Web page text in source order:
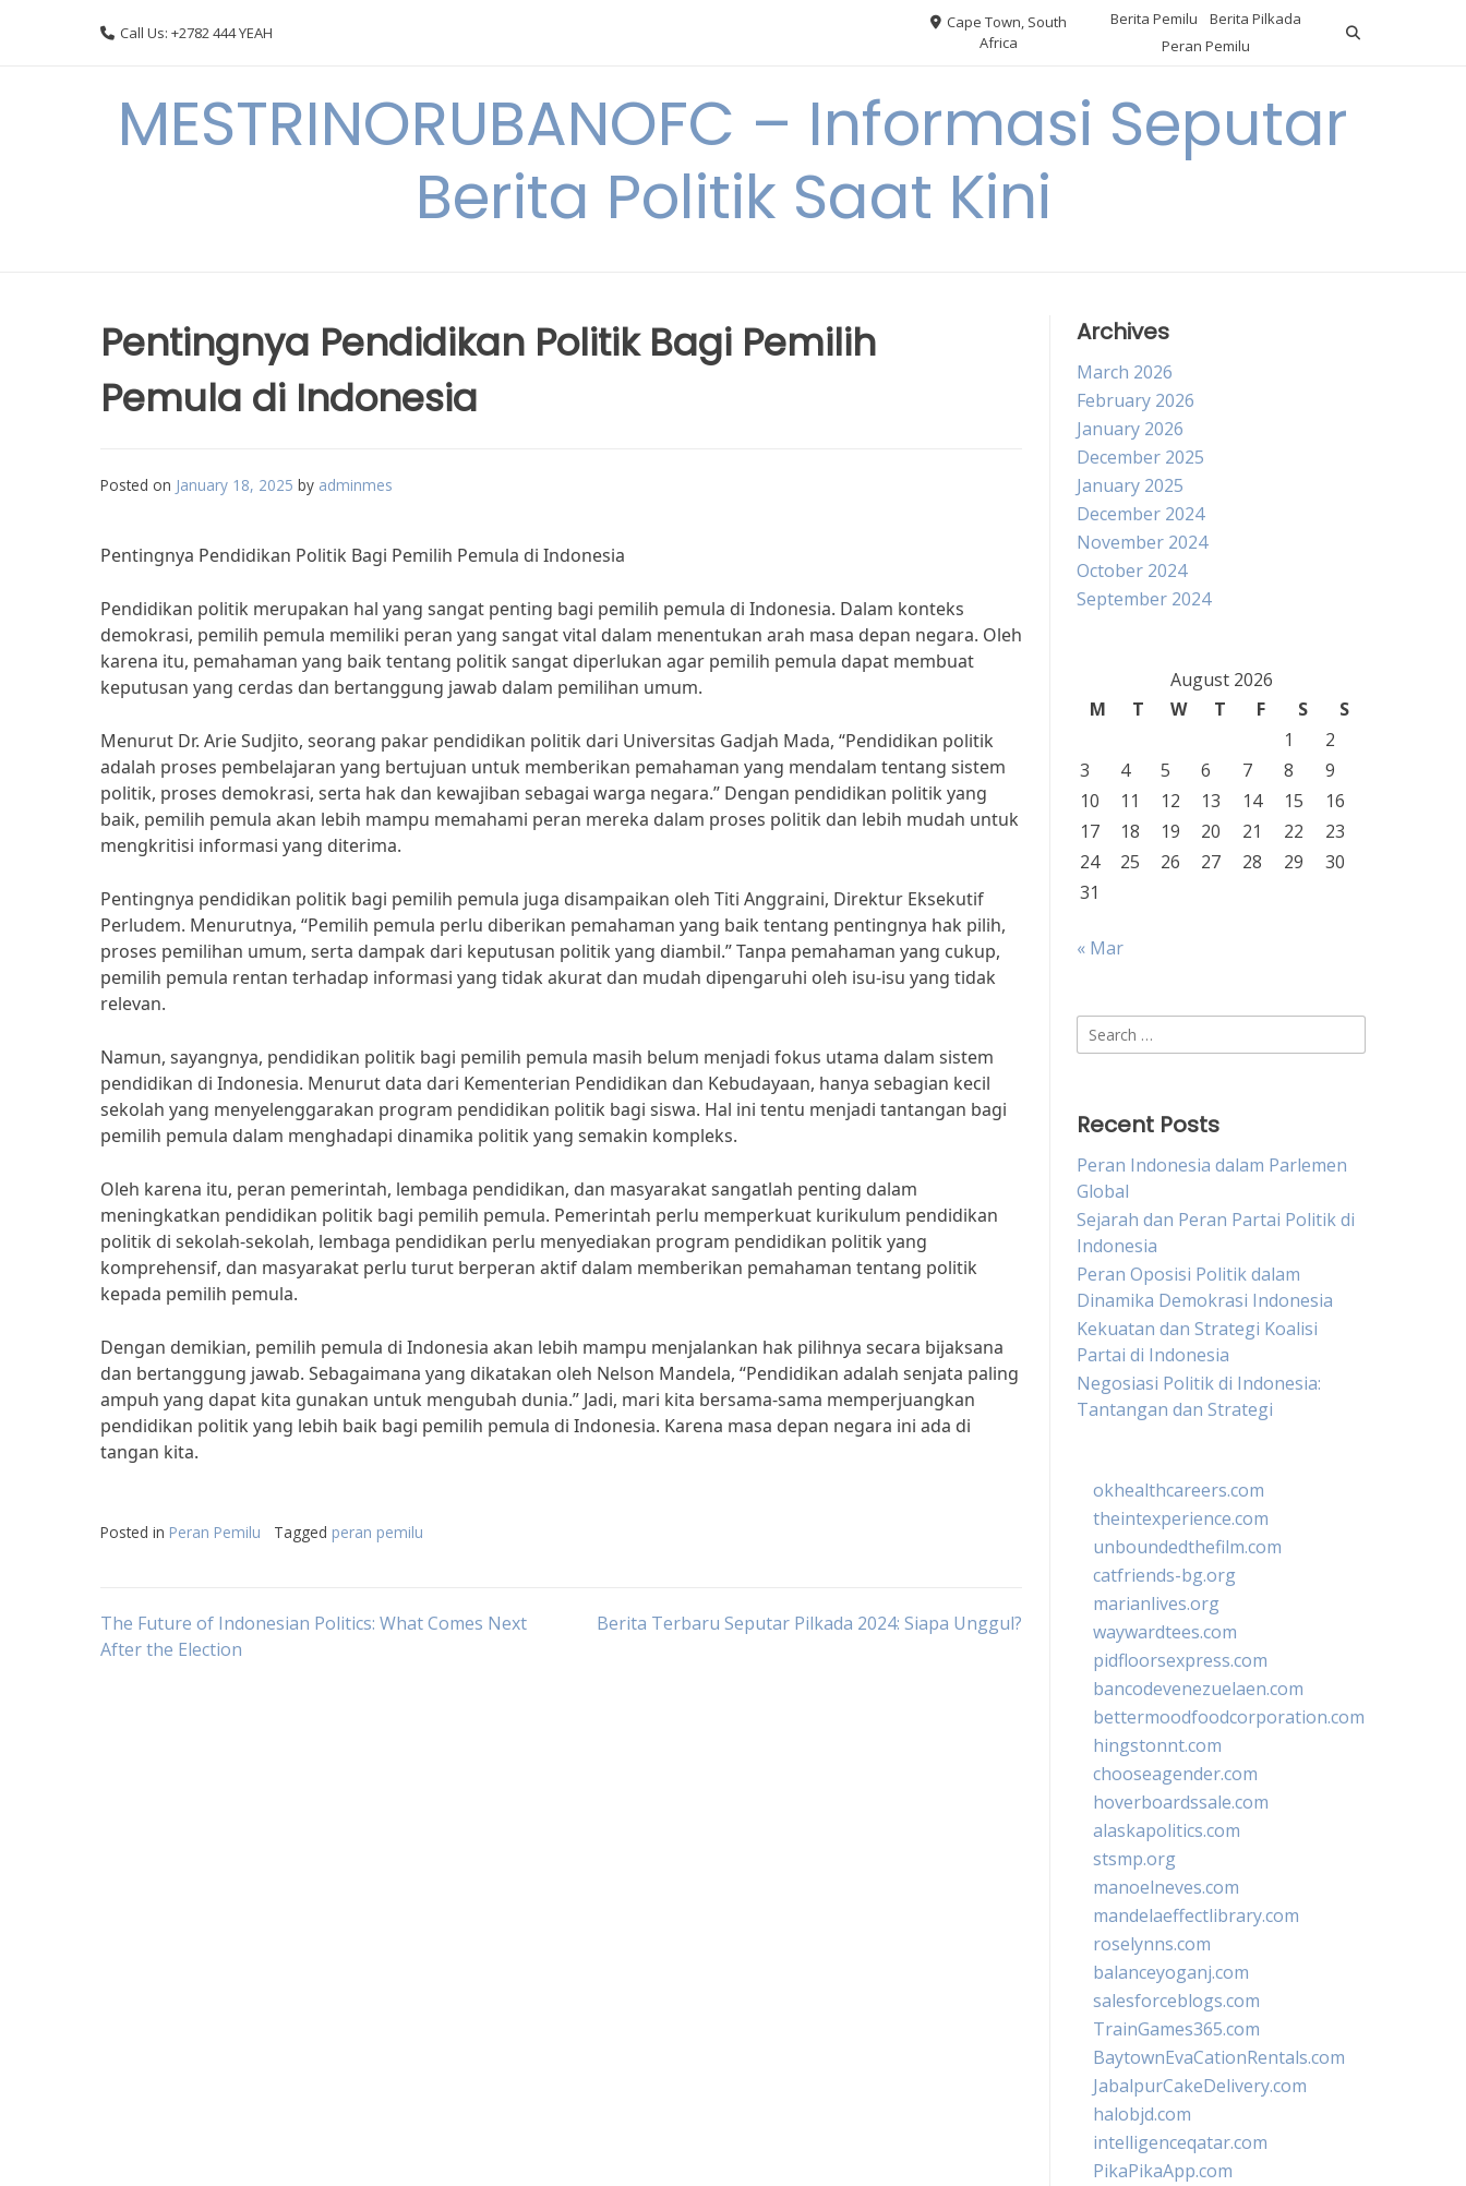
Call Us: +2782 444 YEAH
Cape Town, South
Africa
Berita Pemilu
Berita Pilkada
Peran Pemilu
MESTRINORUBANOFC – Informasi Seputar
Berita Politik Saat Kini
Pentingnya Pendidikan Politik Bagi Pemilih
Pemula di Indonesia
Posted on January 18, 2025 by adminmes
Pentingnya Pendidikan Politik Bagi Pemilih Pemula di Indonesia
Pendidikan politik merupakan hal yang sangat penting bagi pemilih pemula di Indonesia. Dalam konteks
demokrasi, pemilih pemula memiliki peran yang sangat vital dalam menentukan arah masa depan negara. Oleh
karena itu, pemahaman yang baik tentang politik sangat diperlukan agar pemilih pemula dapat membuat
keputusan yang cerdas dan bertanggung jawab dalam pemilihan umum.
Menurut Dr. Arie Sudjito, seorang pakar pendidikan politik dari Universitas Gadjah Mada, “Pendidikan politik
adalah proses pembelajaran yang bertujuan untuk memberikan pemahaman yang mendalam tentang sistem
politik, proses demokrasi, serta hak dan kewajiban sebagai warga negara.” Dengan pendidikan politik yang
baik, pemilih pemula akan lebih mampu memahami peran mereka dalam proses politik dan lebih mudah untuk
mengkritisi informasi yang diterima.
Pentingnya pendidikan politik bagi pemilih pemula juga disampaikan oleh Titi Anggraini, Direktur Eksekutif
Perludem. Menurutnya, “Pemilih pemula perlu diberikan pemahaman yang baik tentang pentingnya hak pilih,
proses pemilihan umum, serta dampak dari keputusan politik yang diambil.” Tanpa pemahaman yang cukup,
pemilih pemula rentan terhadap informasi yang tidak akurat dan mudah dipengaruhi oleh isu-isu yang tidak
relevan.
Namun, sayangnya, pendidikan politik bagi pemilih pemula masih belum menjadi fokus utama dalam sistem
pendidikan di Indonesia. Menurut data dari Kementerian Pendidikan dan Kebudayaan, hanya sebagian kecil
sekolah yang menyelenggarakan program pendidikan politik bagi siswa. Hal ini tentu menjadi tantangan bagi
pemilih pemula dalam menghadapi dinamika politik yang semakin kompleks.
Oleh karena itu, peran pemerintah, lembaga pendidikan, dan masyarakat sangatlah penting dalam
meningkatkan pendidikan politik bagi pemilih pemula. Pemerintah perlu memperkuat kurikulum pendidikan
politik di sekolah-sekolah, lembaga pendidikan perlu menyediakan program pendidikan politik yang
komprehensif, dan masyarakat perlu turut berperan aktif dalam memberikan pemahaman tentang politik
kepada pemilih pemula.
Dengan demikian, pemilih pemula di Indonesia akan lebih mampu menjalankan hak pilihnya secara bijaksana
dan bertanggung jawab. Sebagaimana yang dikatakan oleh Nelson Mandela, “Pendidikan adalah senjata paling
ampuh yang dapat kita gunakan untuk mengubah dunia.” Jadi, mari kita bersama-sama memperjuangkan
pendidikan politik yang lebih baik bagi pemilih pemula di Indonesia. Karena masa depan negara ini ada di
tangan kita.
Posted in Peran Pemilu Tagged peran pemilu
Post
The Future of Indonesian Politics: What Comes Next
After the Election
Berita Terbaru Seputar Pilkada 2024: Siapa Unggul?
Archives
March 2026
February 2026
January 2026
December 2025
January 2025
December 2024
November 2024
October 2024
September 2024
August 2026
M
T W T F S
S
1
2
3
4 5 6 7 8
9
10
11 12 13 14 15
16
17
18 19 20 21 22
23
24
25 26 27 28 29
30
31
« Mar
Search
for:
Recent Posts
Peran Indonesia dalam Parlemen
Global
Sejarah dan Peran Partai Politik di
Indonesia
Peran Oposisi Politik dalam
Dinamika Demokrasi Indonesia
Kekuatan dan Strategi Koalisi
Partai di Indonesia
Negosiasi Politik di Indonesia:
Tantangan dan Strategi
okhealthcareers.com
theintexperience.com
unboundedthefilm.com
catfriends-bg.org
marianlives.org
waywardtees.com
pidfloorsexpress.com
bancodevenezuelaen.com
bettermoodfoodcorporation.com
hingstonnt.com
chooseagender.com
hoverboardssale.com
alaskapolitics.com
stsmp.org
manoelneves.com
mandelaeffectlibrary.com
roselynns.com
balanceyoganj.com
salesforceblogs.com
TrainGames365.com
BaytownEvaCationRentals.com
JabalpurCakeDelivery.com
halobjd.com
intelligenceqatar.com
PikaPikaApp.com